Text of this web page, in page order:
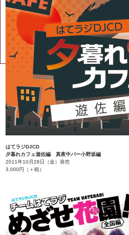
はてラジDJCD
夕暮れカフェ遊佐編 真夜中バー小野坂編
2011年10月28日（金）発売
3,000円（＋税）